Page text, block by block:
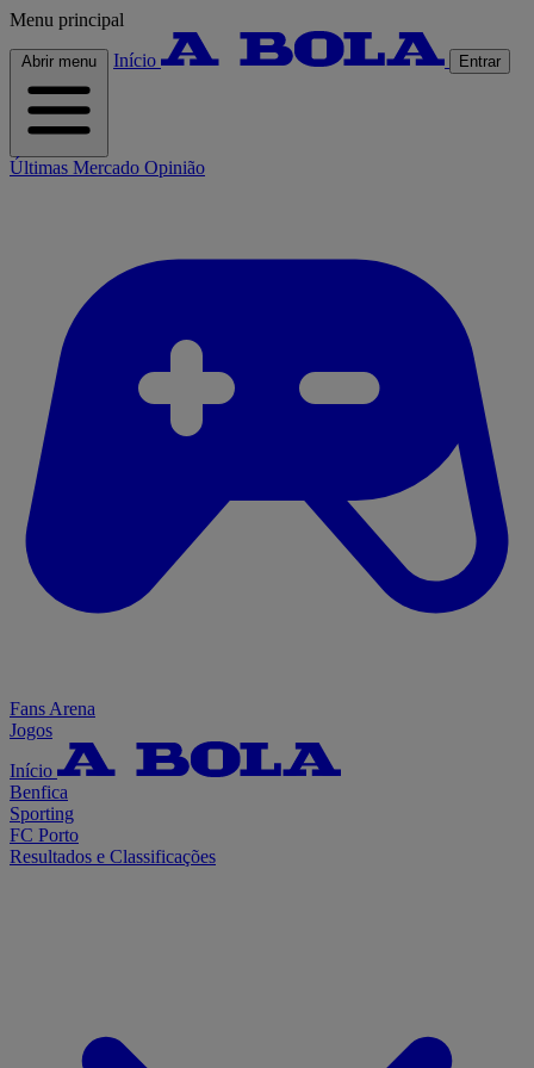
Menu principal
Abrir menu Início Entrar
Últimas Mercado Opinião
Fans Arena
Jogos
Início
Benfica
Sporting
FC Porto
Resultados e Classificações